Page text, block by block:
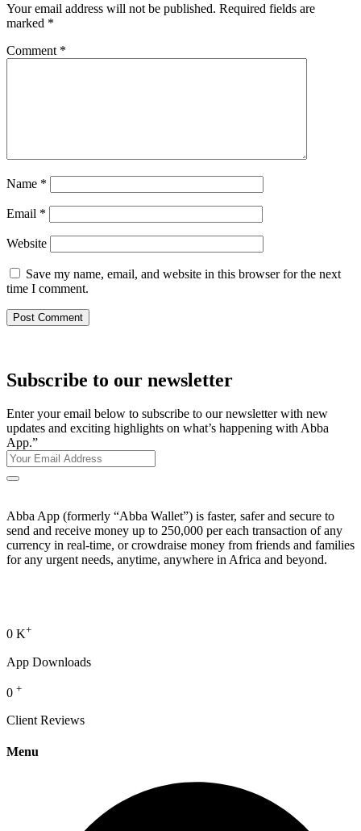
Your email address will not be published. Required fields are
marked *
Comment *
Name *
Email *
Website
Save my name, email, and website in this browser for the next
time I comment.
Subscribe to our newsletter
Enter your email below to subscribe to our newsletter with new
updates and exciting highlights on what’s happening with Abba
App.”
Abba App (formerly “Abba Wallet”) is faster, safer and secure to
send and receive money up to 250,000 per each transaction of any
currency in real-time, or crowdraise money from friends and families
for any urgent needs, anytime, anywhere in Africa and beyond.
0 K+
App Downloads
0 +
Client Reviews
Menu